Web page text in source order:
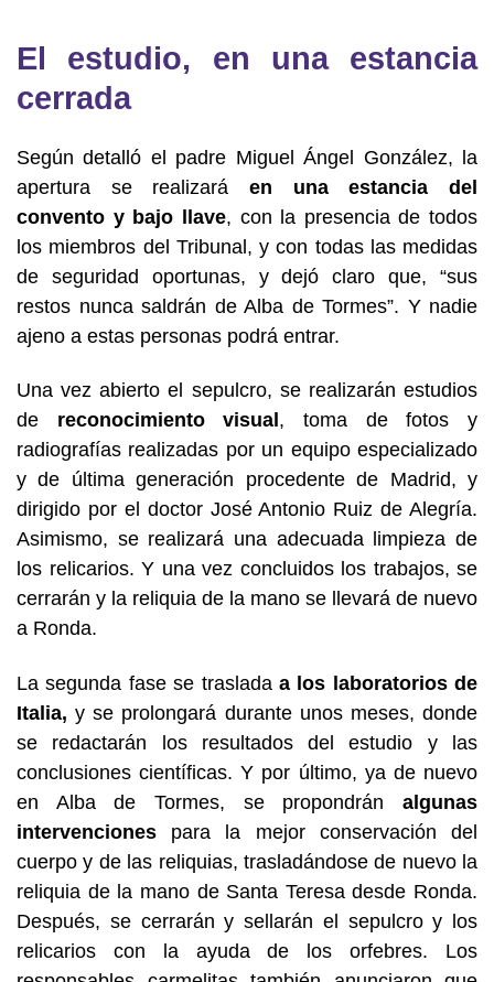
El estudio, en una estancia
cerrada
Según detalló el padre Miguel Ángel González, la
apertura se realizará en una estancia del
convento y bajo llave, con la presencia de todos
los miembros del Tribunal, y con todas las medidas
de seguridad oportunas, y dejó claro que, “sus
restos nunca saldrán de Alba de Tormes”. Y nadie
ajeno a estas personas podrá entrar.
Una vez abierto el sepulcro, se realizarán estudios
de reconocimiento visual , toma de fotos y
radiografías realizadas por un equipo especializado
y de última generación procedente de Madrid, y
dirigido por el doctor José Antonio Ruiz de Alegría.
Asimismo, se realizará una adecuada limpieza de
los relicarios. Y una vez concluidos los trabajos, se
cerrarán y la reliquia de la mano se llevará de nuevo
a Ronda.
La segunda fase se traslada a los laboratorios de
Italia, y se prolongará durante unos meses, donde
se redactarán los resultados del estudio y las
conclusiones científicas. Y por último, ya de nuevo
en Alba de Tormes, se propondrán algunas
intervenciones para la mejor conservación del
cuerpo y de las reliquias, trasladándose de nuevo la
reliquia de la mano de Santa Teresa desde Ronda.
Después, se cerrarán y sellarán el sepulcro y los
relicarios con la ayuda de los orfebres. Los